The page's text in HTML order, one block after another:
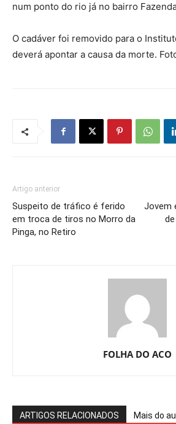
num ponto do rio já no bairro
O cadáver foi removido para o
deverá apontar a causa da morte.
Artigo anterior
Suspeito de tráfico é ferido
em troca de tiros no Morro da
Pinga, no Retiro
Jovem
FOLHA DO ACO
ARTIGOS RELACIONADOS Mais do